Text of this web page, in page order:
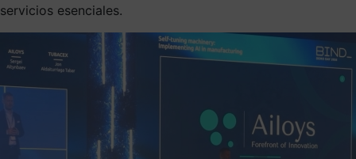
servicios esenciales.